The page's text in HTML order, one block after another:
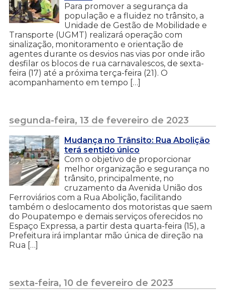
Para promover a segurança da
população e a fluidez no trânsito, a
Unidade de Gestão de Mobilidade e
Transporte (UGMT) realizará operação com
sinalização, monitoramento e orientação de
agentes durante os desvios nas vias por onde irão
desfilar os blocos de rua carnavalescos, de sexta-
feira (17) até a próxima terça-feira (21). O
acompanhamento em tempo […]
segunda-feira, 13 de fevereiro de 2023
Mudança no Trânsito: Rua Abolição
terá sentido único
Com o objetivo de proporcionar
melhor organização e segurança no
trânsito, principalmente, no
cruzamento da Avenida União dos
Ferroviários com a Rua Abolição, facilitando
também o deslocamento dos motoristas que saem
do Poupatempo e demais serviços oferecidos no
Espaço Expressa, a partir desta quarta-feira (15), a
Prefeitura irá implantar mão única de direção na
Rua […]
sexta-feira, 10 de fevereiro de 2023